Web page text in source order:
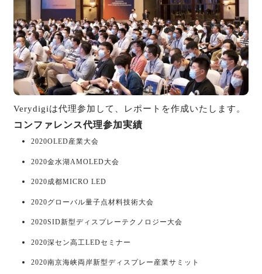
Verydigiは代理参加して、レポートを作成いたします。
コンファレンス代理参加実績
2020OLED産業大会
2020金水湖AMOLED大会
2020成都MICRO LED
2020グローバル量子点材料技術大会
2020SID新型ディスプレーテクノロジー大会
2020深セン高工LEDセミナー
2020南京海峡両岸新型ディスプレー産業サミット